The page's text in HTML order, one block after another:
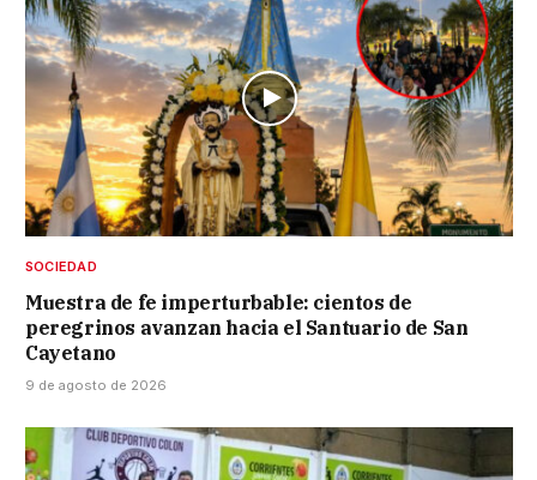
SOCIEDAD
Muestra de fe imperturbable: cientos de
peregrinos avanzan hacia el Santuario de San
Cayetano
9 de agosto de 2026